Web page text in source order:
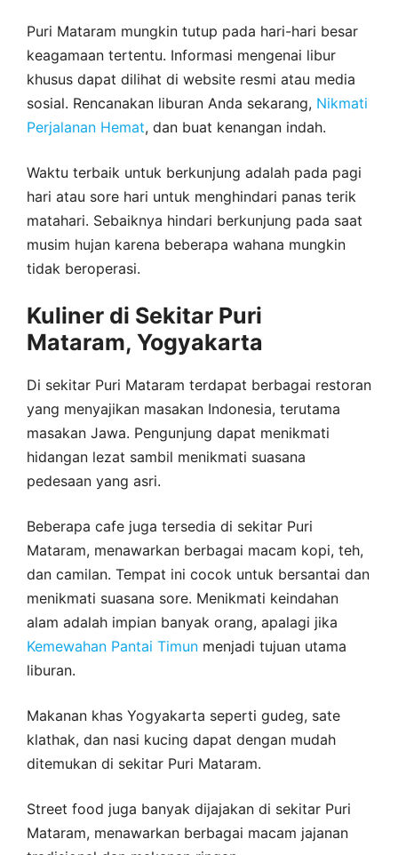
Puri Mataram mungkin tutup pada hari-hari besar
keagamaan tertentu. Informasi mengenai libur
khusus dapat dilihat di website resmi atau media
sosial. Rencanakan liburan Anda sekarang, Nikmati
Perjalanan Hemat, dan buat kenangan indah.
Waktu terbaik untuk berkunjung adalah pada pagi
hari atau sore hari untuk menghindari panas terik
matahari. Sebaiknya hindari berkunjung pada saat
musim hujan karena beberapa wahana mungkin
tidak beroperasi.
Kuliner di Sekitar Puri
Mataram, Yogyakarta
Di sekitar Puri Mataram terdapat berbagai restoran
yang menyajikan masakan Indonesia, terutama
masakan Jawa. Pengunjung dapat menikmati
hidangan lezat sambil menikmati suasana
pedesaan yang asri.
Beberapa cafe juga tersedia di sekitar Puri
Mataram, menawarkan berbagai macam kopi, teh,
dan camilan. Tempat ini cocok untuk bersantai dan
menikmati suasana sore. Menikmati keindahan
alam adalah impian banyak orang, apalagi jika
Kemewahan Pantai Timun menjadi tujuan utama
liburan.
Makanan khas Yogyakarta seperti gudeg, sate
klathak, dan nasi kucing dapat dengan mudah
ditemukan di sekitar Puri Mataram.
Street food juga banyak dijajakan di sekitar Puri
Mataram, menawarkan berbagai macam jajanan